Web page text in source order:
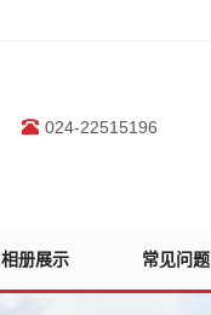
024-22515196
相册展示 常见问题